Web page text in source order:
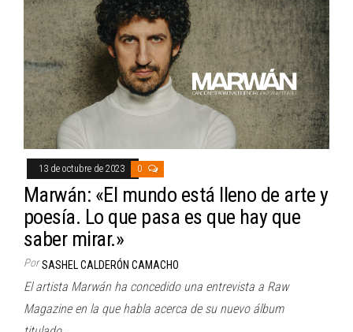
13 de octubre de 2023 0
Marwán: «El mundo está lleno de arte y
poesía. Lo que pasa es que hay que
saber mirar.»
Por SASHEL CALDERÓN CAMACHO
El artista Marwán ha concedido una entrevista a Raw
Magazine en la que habla acerca de su nuevo álbum